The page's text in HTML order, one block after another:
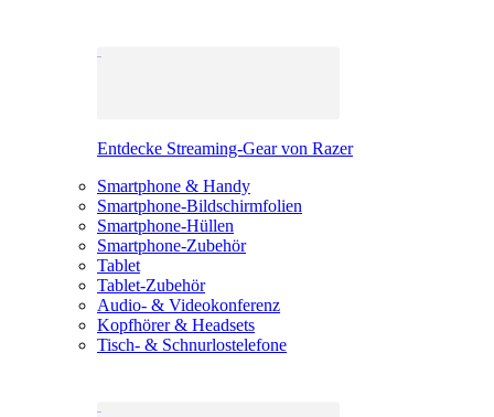
Entdecke Streaming-Gear von Razer
Smartphone & Handy
Smartphone-Bildschirmfolien
Smartphone-Hüllen
Smartphone-Zubehör
Tablet
Tablet-Zubehör
Audio- & Videokonferenz
Kopfhörer & Headsets
Tisch- & Schnurlostelefone